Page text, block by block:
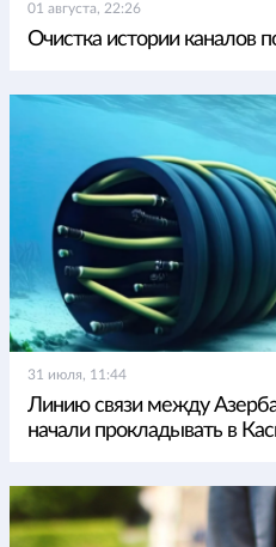
01 августа, 22:26
Очистка истории каналов
31 июля, 11:44
Линию связи между
начали прокладывать в